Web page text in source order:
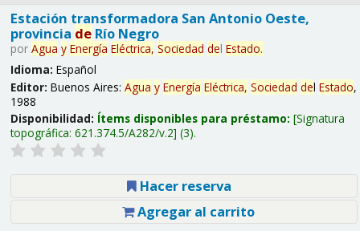
Estación transformadora San Antonio Oeste,
provincia deRío Negro
por Agua y Energía Eléctrica, Sociedad del Estado.
Idioma: Español
Editor: Buenos Aires: Agua y Energía Eléctrica, Sociedad del Estado,
1988
Disponibilidad: Ítems disponibles para préstamo: Signatura
topográfica: 621.374.5/A282/v.2 (3).
Hacer reserva
Agregar al carrito